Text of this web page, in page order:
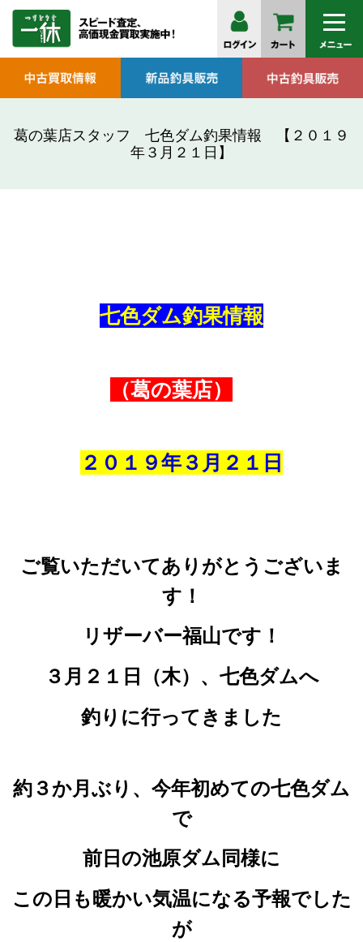
葛の葉店スタッフ 七色ダム釣果情報 【２０１９
年３月２１日】
七色ダム釣果情報
（葛の葉店）
２０１９年３ 月 ２１ 日
ご覧いただいてありがとうございま
す！
リザーバー福山です！
３月２１日（木）、 七色ダムへ
釣りに行ってきました
約３か月ぶり 、今年初めての七色ダム
で
前日の池原ダム同様に
この日も暖かい気温になる予報でした
が